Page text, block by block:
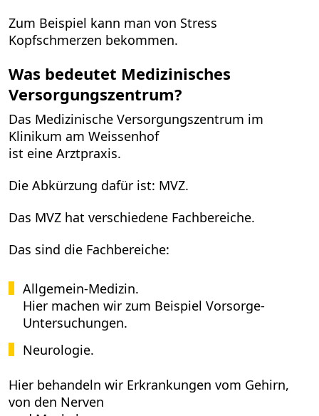
Zum Beispiel kann man von Stress
Kopfschmerzen bekommen.
Was bedeutet Medizinisches
Versorgungszentrum?
Das Medizinische Versorgungszentrum im
Klinikum am Weissenhof
ist eine Arztpraxis.
Die Abkürzung dafür ist: MVZ.
Das MVZ hat verschiedene Fachbereiche.
Das sind die Fachbereiche:
Allgemein-Medizin.
Hier machen wir zum Beispiel Vorsorge-
Untersuchungen.
Neurologie.
Hier behandeln wir Erkrankungen vom Gehirn,
von den Nerven